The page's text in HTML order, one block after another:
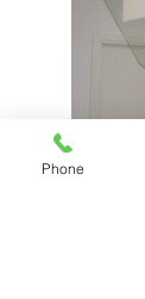
Phone